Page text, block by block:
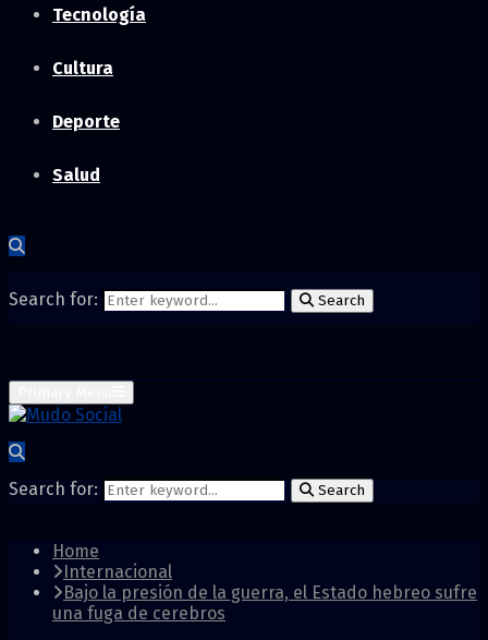
Tecnología
Cultura
Deporte
Salud
Search for: Search
Search for: Search
Home
Internacional
Bajo la presión de la guerra, el Estado hebreo sufre
una fuga de cerebros